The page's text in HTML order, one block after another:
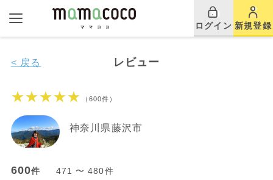
ログイン 新規登録
レビュー
< 戻る
★★★★★ （600件）
神奈川県藤沢市
600件 471 〜 480件